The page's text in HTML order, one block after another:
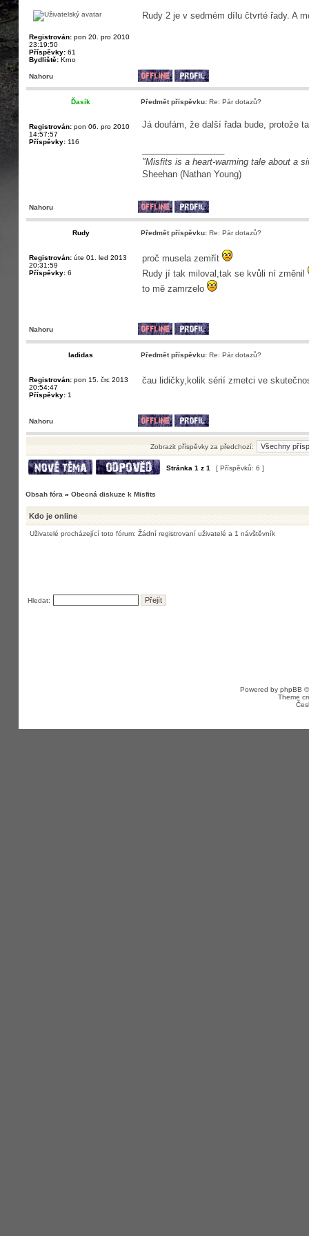
Registrován: pon 20. pro 2010
23:19:50
Příspěvky: 61
Bydliště: Krno
Rudy 2 je v sedmém dílu čtvrté řady. A
Nahoru
Ďasík Předmět příspěvku: Re: Pár dotazů?
Registrován: pon 06. pro 2010
14:57:57
Příspěvky: 116
Já doufám, že další řada bude, protože
"Misfits is a heart-warming tale about a
Sheehan (Nathan Young)
Nahoru
Rudy Předmět příspěvku: Re: Pár dotazů?
Registrován: úte 01. led 2013
20:31:59
Příspěvky: 6
proč musela zemřít
Rudy jí tak miloval,tak se kvůli ní změnil
to mě zamrzelo
Nahoru
ladidas Předmět příspěvku: Re: Pár dotazů?
Registrován: pon 15. črc 2013
20:54:47
Příspěvky: 1
čau lidičky,kolik sérií zmetci ve
Nahoru
Zobrazit příspěvky za předchozí:
Stránka 1 z 1 [ Příspěvků: 6 ]
Obsah fóra » Obecná diskuze k Misfits
Kdo je online
Uživatelé procházející toto fórum: Žádní registrovaní uživatelé a 1 návštěvník
Hledat:
Powered by phpBB
Theme